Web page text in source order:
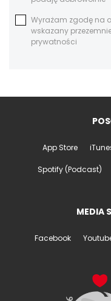
Wyrażam zgodę na
wskazany
prywatności
App Store
Spotify (Podcast)
MEDIA
Facebook